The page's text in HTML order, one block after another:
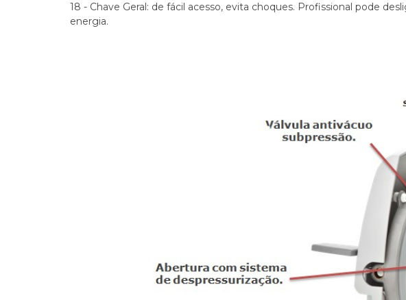
18 - Chave Geral: de fácil acesso, evita choques. Profissional pode
energia.